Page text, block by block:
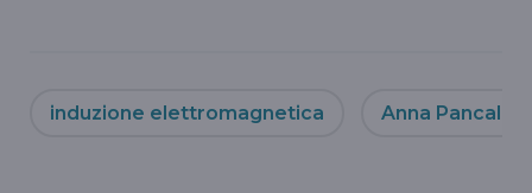
induzione elettromagnetica Anna Pancaldi